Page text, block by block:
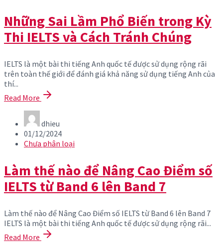
Những Sai Lầm Phổ Biến trong Kỳ
Thi IELTS và Cách Tránh Chúng
IELTS là một bài thi tiếng Anh quốc tế được sử dụng rộng rãi
trên toàn thế giới để đánh giá khả năng sử dụng tiếng Anh của
thí...
Read More
dhieu
01/12/2024
Chưa phân loại
Làm thế nào để Nâng Cao Điểm số
IELTS từ Band 6 lên Band 7
Làm thế nào để Nâng Cao Điểm số IELTS từ Band 6 lên Band 7
IELTS là một bài thi tiếng Anh quốc tế được sử dụng rộng rãi...
Read More